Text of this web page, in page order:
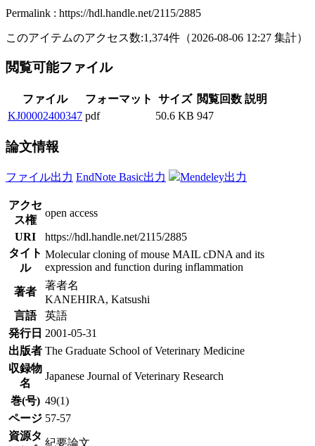
Permalink : https://hdl.handle.net/2115/2885
このアイテムのアクセス数:1,374件 （2026-08-06 12:27 集計）
閲覧可能ファイル
ファイル フォーマット サイズ 閲覧回数 説明
KJ00002400347 pdf 50.6 KB 947
論文情報
ファイル出力 EndNote Basic出力 Mendeley出力
アクセ
ス権
open access
URI
https://hdl.handle.net/2115/2885
タイト
ル
Molecular cloning of mouse MAIL cDNA and its
expression and function during inflammation
著者
著者名
KANEHIRA, Katsushi
言語
英語
発行日 2001-05-31
出版者 The Graduate School of Veterinary Medicine
収録物
名
Japanese Journal of Veterinary Research
巻(号) 49(1)
ページ 57-57
資源タ
紀要論文